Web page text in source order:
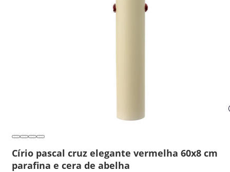
Círio pascal cruz elegante vermelha 60x8 cm
parafina e cera de abelha